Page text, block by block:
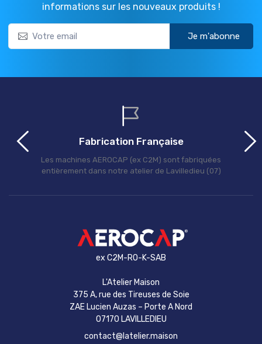
informations sur les nouveaux produits !
Je m'abonne
Fabrication Française
Les machines AEROCAP (ex C2M) sont fabriquées
entièrement dans notre atelier de Lavilledieu (07)
ex C2M-RO-K-SAB
L'Atelier Maison
375 A, rue des Tireuses de Soie
ZAE Lucien Auzas – Porte A Nord
07170 LAVILLEDIEU
contact@latelier.maison